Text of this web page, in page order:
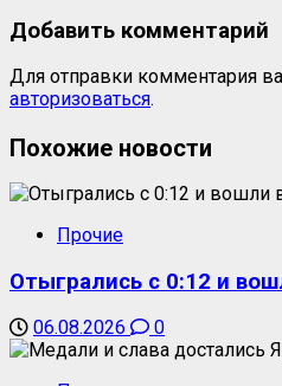
Добавить комментарий
Для отправки комментария
авторизоваться.
Похожие новости
Прочие
Отыгрались с 0:12 и
06.08.2026 0